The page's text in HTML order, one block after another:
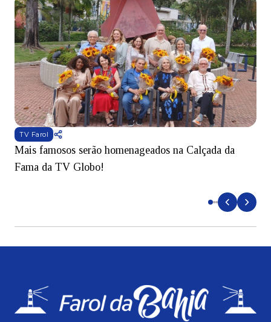
TV Farol
Mais famosos serão homenageados na Calçada da
Fama da TV Globo!